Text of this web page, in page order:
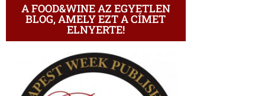
A FOOD&WINE AZ EGYETLEN
BLOG, AMELY EZT A CÍMET
ELNYERTE!